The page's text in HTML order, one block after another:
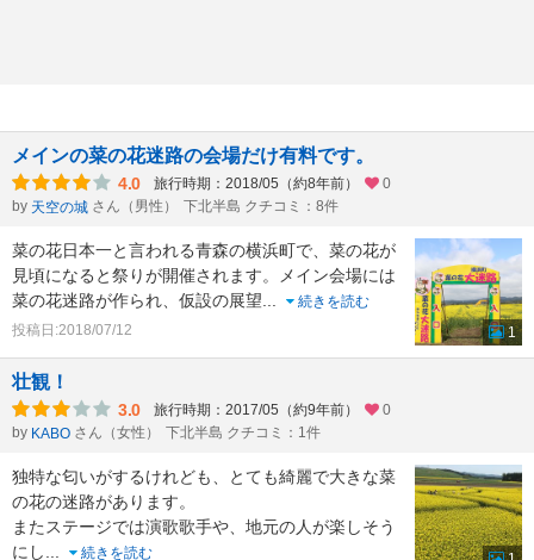
メインの菜の花迷路の会場だけ有料です。
4.0 旅行時期：2018/05（約8年前）
0
by 天空の城 さん（男性） 下北半島 クチコミ：8件
菜の花日本一と言われる青森の横浜町で、菜の花が
見頃になると祭りが開催されます。メイン会場には
菜の花迷路が作られ、仮設の展望...
続きを読む
投稿日:2018/07/12
1
壮観！
3.0 旅行時期：2017/05（約9年前）
0
by KABO さん（女性） 下北半島 クチコミ：1件
独特な匂いがするけれども、とても綺麗で大きな菜
の花の迷路があります。
またステージでは演歌歌手や、地元の人が楽しそう
にし...
続きを読む